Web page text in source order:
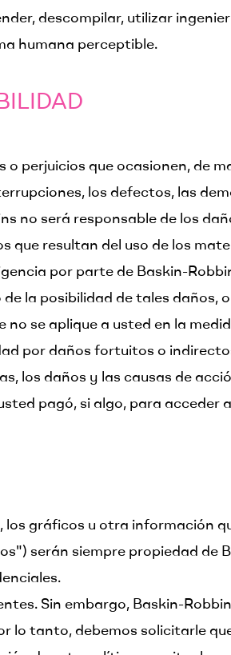
descompilar, utilizar
humana perceptible.
o perjuicios que ocasionen, de
los defectos, las
no será responsable de los
resultan del uso de los
por parte de Baskin-
la posibilidad de tales daños, o
se aplique a usted en la
por daños fortuitos o
los daños y las causas de
pagó, si algo, para acceder
los gráficos u otra información
serán siempre propiedad de
Sin embargo, Baskin-
lo tanto, debemos solicitarle